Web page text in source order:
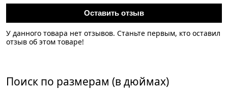
Оставить отзыв
У данного товара нет отзывов. Станьте первым, кто оставил
отзыв об этом товаре!
Поиск по размерам (в дюймах)